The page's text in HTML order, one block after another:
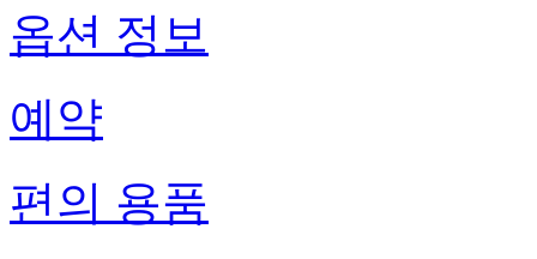
옵션 정보
예약
편의 용품